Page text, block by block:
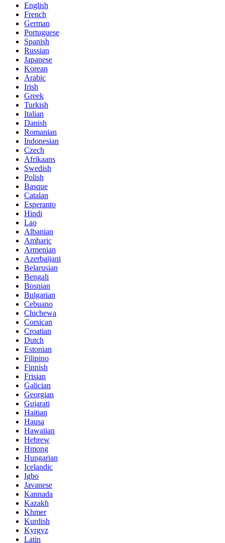
English
French
German
Portuguese
Spanish
Russian
Japanese
Korean
Arabic
Irish
Greek
Turkish
Italian
Danish
Romanian
Indonesian
Czech
Afrikaans
Swedish
Polish
Basque
Catalan
Esperanto
Hindi
Lao
Albanian
Amharic
Armenian
Azerbaijani
Belarusian
Bengali
Bosnian
Bulgarian
Cebuano
Chichewa
Corsican
Croatian
Dutch
Estonian
Filipino
Finnish
Frisian
Galician
Georgian
Gujarati
Haitian
Hausa
Hawaiian
Hebrew
Hmong
Hungarian
Icelandic
Igbo
Javanese
Kannada
Kazakh
Khmer
Kurdish
Kyrgyz
Latin